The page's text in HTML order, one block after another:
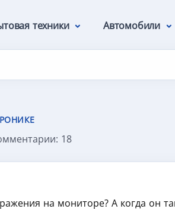
техники Автомобили
18
на мониторе? А когда он